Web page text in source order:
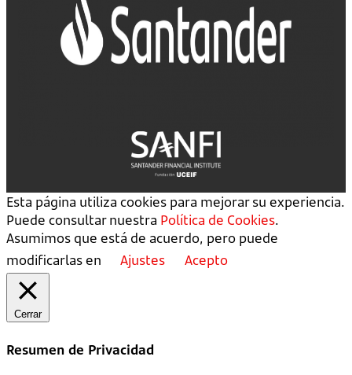
Esta página utiliza cookies para mejorar su experiencia.
Puede consultar nuestra Política de Cookies.
Asumimos que está de acuerdo, pero puede
modificarlas en
Ajustes Acepto
Cerrar
Resumen de Privacidad